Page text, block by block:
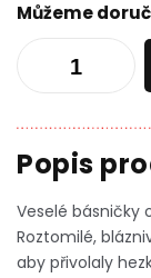
Můžeme
Veselé básničky
Roztomilé,
aby přivolaly